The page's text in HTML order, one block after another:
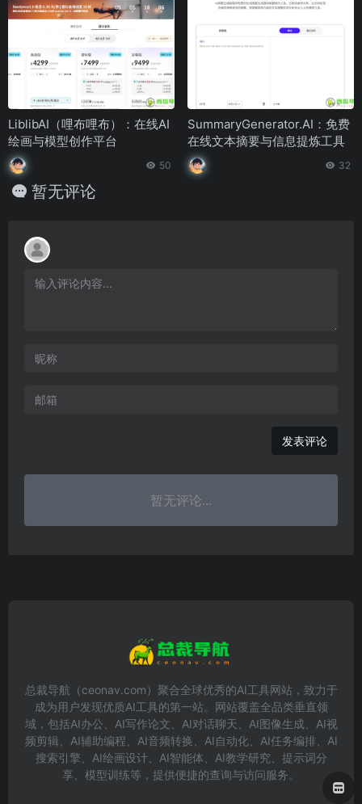
LiblibAI（哩布哩布）：在线AI
绘画与模型创作平台
50
SummaryGenerator.AI：免费
在线文本摘要与信息提炼工具
32
暂无评论
发表评论
暂无评论...
总裁导航（ceonav.com）聚合全球优秀的AI工具网站，致力于
成为用户发现优质AI工具的第一站。网站覆盖全品类垂直领
域，包括AI办公、AI写作论文、AI对话聊天、AI图像生成、AI视
频剪辑、AI辅助编程、AI音频转换、AI自动化、AI任务编排、AI
搜索引擎、AI绘画设计、AI智能体、AI教学研究、提示词分
享、模型训练等，提供便捷的查询与访问服务。